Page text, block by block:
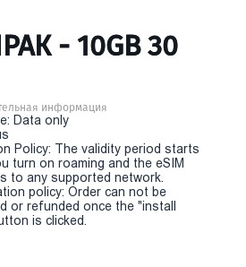
- 10GB 30
информация
Data only
Policy: The validity period starts
turn on roaming and the eSIM
to any supported network.
policy: Order can not be
or refunded once the "install
is clicked.